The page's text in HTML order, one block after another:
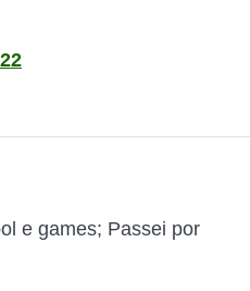
e games; Passei por